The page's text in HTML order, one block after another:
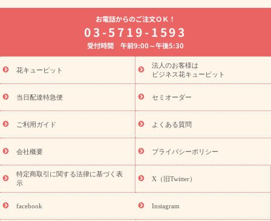
よく贈られる花
お祝いの花特集
誕生日フラワーギフト特集
8月の誕生花(トルコキキョウ)
開店・開業祝い
お供え・お悔やみ お供え・お悔やみの花
通夜・葬儀に贈る花 胡蝶蘭・花鉢
ーブドフラワー
季節のイベント
ひまわり ギフト・プレゼント
特集
お盆 花（新盆・初盆） 季節のイベント
お盆 花（新
盆・初盆）
お盆 花（新盆・初盆）
お盆・お供え 花とセットギ
フト
お盆・お供え プリザーブドフラワー
ひまわり ギフト・プ
レゼント特集
夏の花贈り・お中元・暑中見舞い 花のギフト特集
敬老の日におくる花ギフト・プレゼント特集
花ギフト・プレゼント特集
敬老の日 花のおすすめランキング
敬
老の日 花鉢植えのギフト・プレゼント特集
敬老の日 花とセットギ
フト・プレゼント特集
敬老の日の花 全てのギフト一覧
キャン
ペーン
映画『ウォーターガーディアンズ』コラボキャンペーン
「きょう誕生日なんです」キャンペーン
誕生日の花を探す
誕生日フラワーギフト 誕生日フラワーギフト特集
お電話からのご注文ＯＫ！
03-5719-1593
受付時間 午前9:00～午後5:30
花キューピット
法人のお客様は
ビジネス花キューピット
当日配達特急便 セミオーダー
ご利用ガイド よくある質問
会社概要 プライバシーポリシー
特定商取引に関する法律に基づく表
示
X（旧Twitter）
facebook Instagram